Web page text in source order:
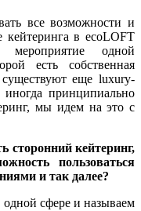
все возможности и
кейтеринга в ecoLOFT
одной
есть собственная
еще luxury-
иногда принципиально
мы идем на это с
сторонний кейтеринг,
пользоваться
и так далее?
сфере и называем